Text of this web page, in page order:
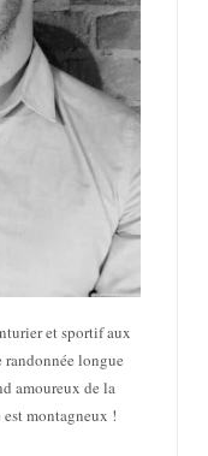
et sportif aux
randonnée longue
amoureux de la
montagneux !